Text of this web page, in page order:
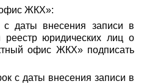
ЖКХ»:
даты внесения записи в
реестр юридических лиц о
офис ЖКХ» подписать
с даты внесения записи в